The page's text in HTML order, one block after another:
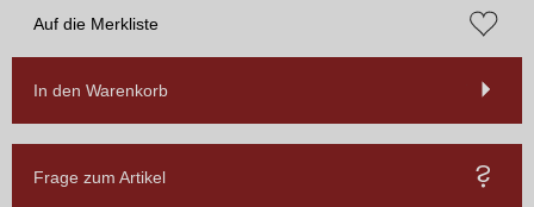
Auf die Merkliste
In den Warenkorb
Frage zum Artikel